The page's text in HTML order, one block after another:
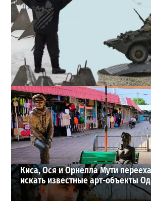
Полковник ВСУ рассказал,
новое наступление
2
27-07-2026 в 11:19
ВИБОР РЕДАКЦИИ
Киса, Ося и Орнелла Мути
искать известные арт-объекты